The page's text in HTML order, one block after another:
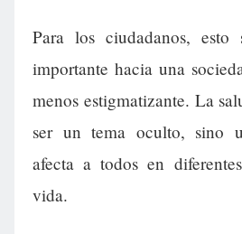
Para los ciudadanos,
importante hacia una
menos estigmatizante. La
ser un tema oculto, sino
afecta a todos en
vida.